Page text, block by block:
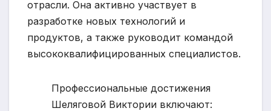
отрасли. Она активно участвует в
разработке новых технологий и
продуктов, а также руководит командой
высококвалифицированных специалистов.
Профессиональные достижения
Шеляговой Виктории включают: